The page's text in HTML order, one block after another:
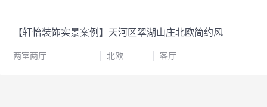
【轩怡装饰实景案例】天河区翠湖山庄北欧简约风
两室两厅 北欧 客厅